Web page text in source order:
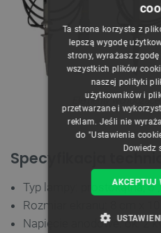
Elementy
Specyfikacja
Typ lampy: prostokątna,
Rozmiar ekranu: 8 cm x 10
Napięcie anodowe: ok. 2
Ta strona korzysta z
lepszą wygodę
strony, wyrażasz
wszystkich plików
naszej polityki
użytkowników i
przetwarzane i
reklam. Jeśli nie
do "Ustawienia
Dowiedz
AKCEPTUJ